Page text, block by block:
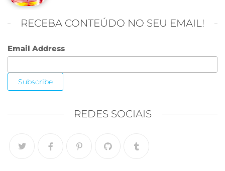
RECEBA CONTEÚDO NO SEU EMAIL!
Email Address
REDES SOCIAIS